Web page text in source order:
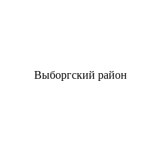
Выборгский район